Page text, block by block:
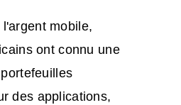
mobile,
ont connu une
des applications,